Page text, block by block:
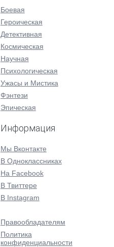
Боевая
Героическая
Детективная
Космическая
Научная
Психологическая
Ужасы и Мистика
Фэнтези
Эпическая
Информация
Мы Вконтакте
В Одноклассниках
На Facebook
В Твиттере
В Instagram
Правообладателям
Политика
конфиденциальности